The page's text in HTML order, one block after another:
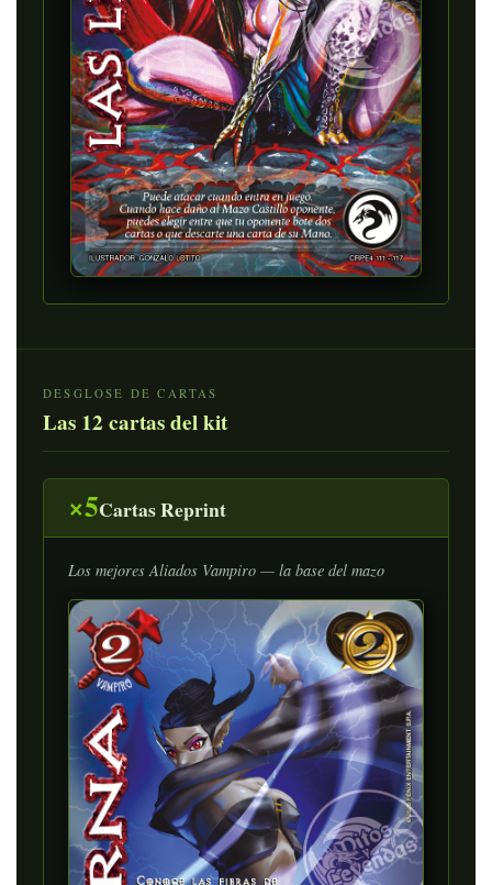
DESGLOSE DE CARTAS
Las 12 cartas del kit
×5Cartas Reprint
Los mejores Aliados Vampiro — la base del mazo